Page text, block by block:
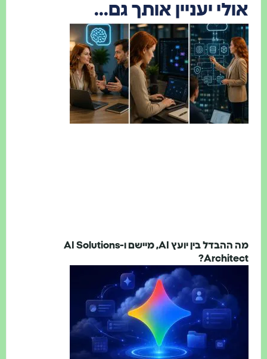
יעניין אותך גם...
מה ההבדל בין יועץ AI, מיישם ו-AI Solutions